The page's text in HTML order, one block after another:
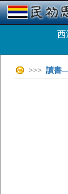
西
>>> 讀書